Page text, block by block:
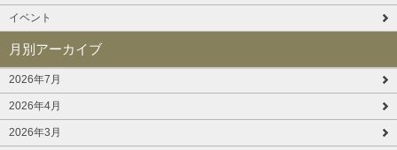
イベント
月別アーカイブ
2026年7月
2026年4月
2026年3月